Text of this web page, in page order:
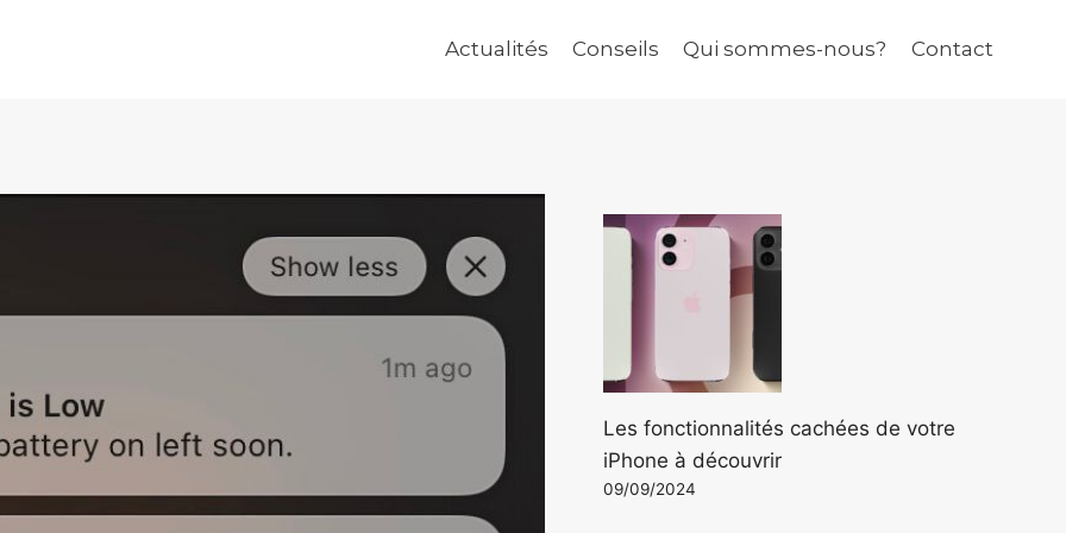
Actualités Conseils Qui sommes-nous? Contact
Les fonctionnalités cachées de votre
iPhone à découvrir
09/09/2024